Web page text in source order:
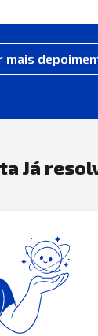
mais
Já